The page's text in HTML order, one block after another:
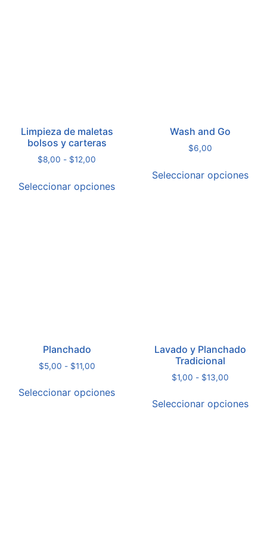
Limpieza de maletas
bolsos y carteras
$8,00 - $12,00
Seleccionar opciones
Wash and Go
$6,00
Seleccionar opciones
Planchado
$5,00 - $11,00
Seleccionar opciones
Lavado y Planchado
Tradicional
$1,00 - $13,00
Seleccionar opciones